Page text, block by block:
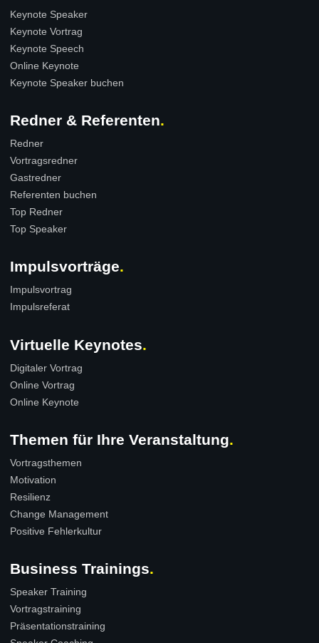
Keynote Speaker
Keynote Vortrag
Keynote Speech
Online Keynote
Keynote Speaker buchen
Redner & Referenten
Redner
Vortragsredner
Gastredner
Referenten buchen
Top Redner
Top Speaker
Impulsvorträge
Impulsvortrag
Impulsreferat
Virtuelle Keynotes
Digitaler Vortrag
Online Vortrag
Online Keynote
Themen für Ihre Veranstaltung
Vortragsthemen
Motivation
Resilienz
Change Management
Positive Fehlerkultur
Business Trainings
Speaker Training
Vortragstraining
Präsentationstraining